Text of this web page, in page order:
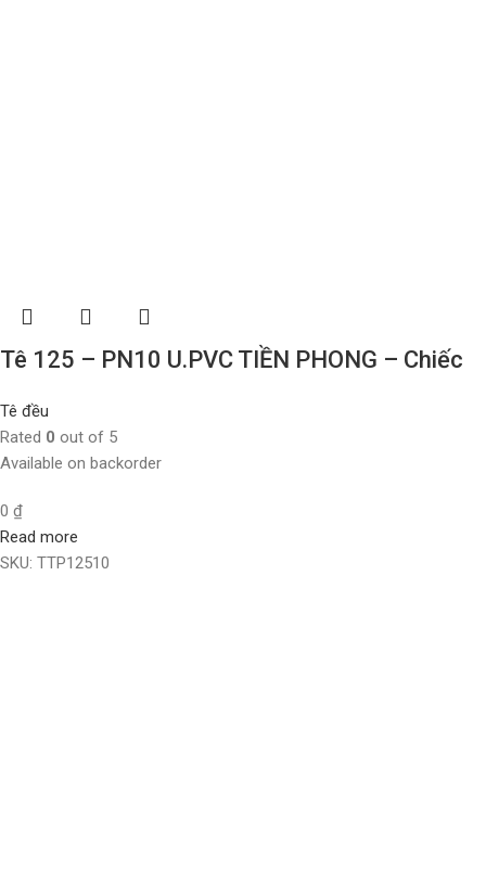
Tê 125 – PN10 U.PVC TIỀN PHONG – Chiếc
Tê đều
Rated 0 out of 5
Available on backorder
0 ₫
Read more
SKU: TTP12510